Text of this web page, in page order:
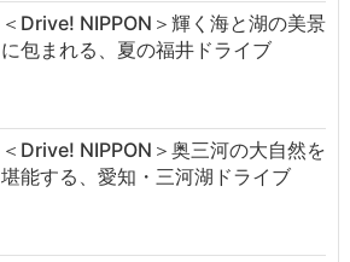
＜Drive! NIPPON＞輝く海と湖の美景
に包まれる、夏の福井ドライブ
＜Drive! NIPPON＞奥三河の大自然を
堪能する、愛知・三河湖ドライブ